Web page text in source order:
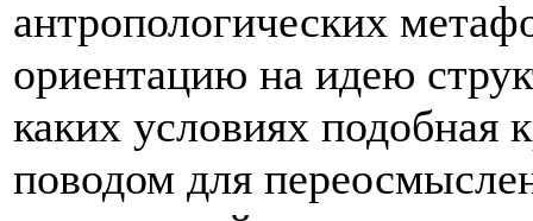
антропологических
ориентацию на идею
каких условиях подобная
поводом для